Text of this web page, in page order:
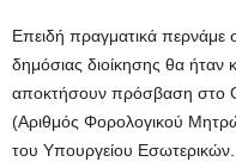
Επειδή πραγματικά περνάμε
δημόσιας διοίκησης θα ήταν
αποκτήσουν πρόσβαση στο
(Αριθμός Φορολογικού
του Υπουργείου